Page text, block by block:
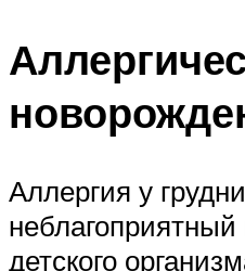
Аллергия у
детского